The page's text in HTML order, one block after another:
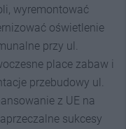
wyremontować
oświetlenie
przy ul.
place zabaw i
przebudowy ul.
z UE na
sukcesy